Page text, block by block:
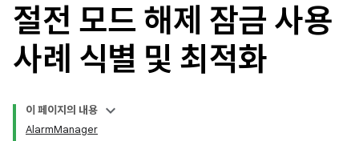
절전 모드 해제 잠금 사용
사례 식별 및 최적화
이 페이지의 내용
AlarmManager